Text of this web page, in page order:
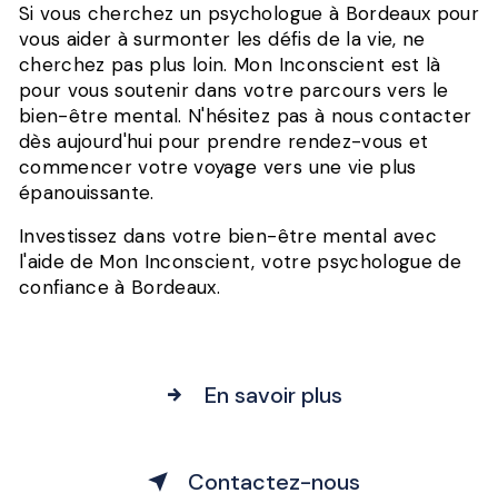
Si vous cherchez un psychologue à Bordeaux pour
vous aider à surmonter les défis de la vie, ne
cherchez pas plus loin. Mon Inconscient est là
pour vous soutenir dans votre parcours vers le
bien-être mental. N'hésitez pas à nous contacter
dès aujourd'hui pour prendre rendez-vous et
commencer votre voyage vers une vie plus
épanouissante.
Investissez dans votre bien-être mental avec
l'aide de Mon Inconscient, votre psychologue de
confiance à Bordeaux.
En savoir plus
Contactez-nous